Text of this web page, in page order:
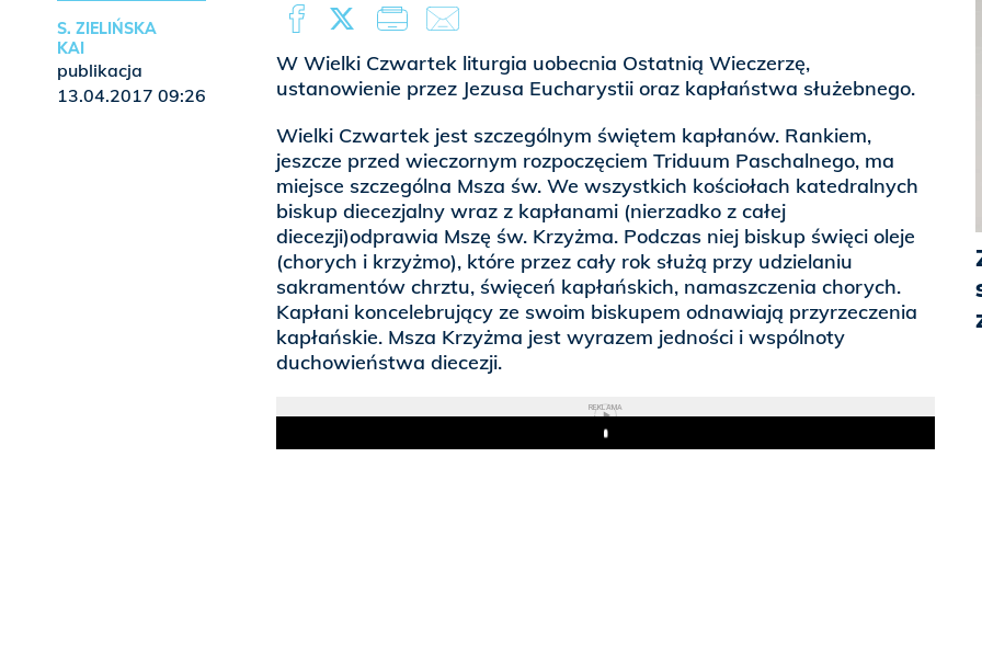
W Wielki Czwartek liturgia uobecnia Ostatnią Wieczerzę,
ustanowienie przez Jezusa Eucharystii oraz kapłaństwa służebnego.
Wielki Czwartek jest szczególnym świętem kapłanów. Rankiem,
jeszcze przed wieczornym rozpoczęciem Triduum Paschalnego, ma
miejsce szczególna Msza św. We wszystkich kościołach katedralnych
biskup diecezjalny wraz z kapłanami (nierzadko z całej
diecezji)odprawia Mszę św. Krzyżma. Podczas niej biskup święci oleje
(chorych i krzyżmo), które przez cały rok służą przy udzielaniu
sakramentów chrztu, święceń kapłańskich, namaszczenia chorych.
Kapłani koncelebrujący ze swoim biskupem odnawiają przyrzeczenia
kapłańskie. Msza Krzyżma jest wyrazem jedności i wspólnoty
duchowieństwa diecezji.
REKLAMA
Play
S. ZIELIŃSKA
KAI
publikacja
13.04.2017 09:26